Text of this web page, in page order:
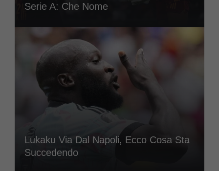
Serie A: Che Nome
Lukaku Via Dal Napoli, Ecco Cosa Sta
Succedendo